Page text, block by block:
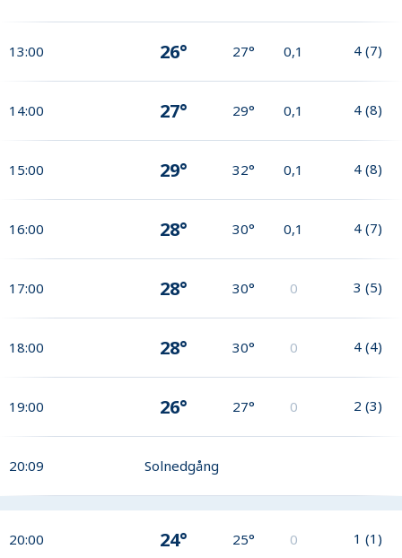
13:00 26° 27° 0,1 4 (7)
14:00 27° 29° 0,1 4 (8)
15:00 29° 32° 0,1 4 (8)
16:00 28° 30° 0,1 4 (7)
17:00 28° 30° 0 3 (5)
18:00 28° 30° 0 4 (4)
19:00 26° 27° 0 2 (3)
20:09 Solnedgång
20:00 24° 25° 0 1 (1)